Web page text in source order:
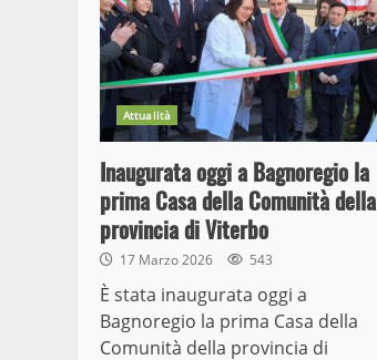
Attualità
Inaugurata oggi a Bagnoregio la
prima Casa della Comunità della
provincia di Viterbo
17 Marzo 2026 543
È stata inaugurata oggi a
Bagnoregio la prima Casa della
Comunità della provincia di